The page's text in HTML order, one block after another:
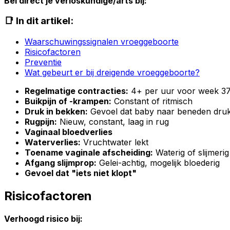
📑 In dit artikel:
Waarschuwingssignalen vroeggeboorte
Risicofactoren
Preventie
Wat gebeurt er bij dreigende vroeggeboorte?
Regelmatige contracties: 4+ per uur voor week
Buikpijn of -krampen: Constant of ritmisch
Druk in bekken: Gevoel dat baby naar beneden
Rugpijn: Nieuw, constant, laag in rug
Vaginaal bloedverlies
Waterverlies: Vruchtwater lekt
Toename vaginale afscheiding: Waterig of slijmerig
Afgang slijmprop: Gelei-achtig, mogelijk bloederig
Gevoel dat "iets niet klopt"
Risicofactoren
Verhoogd risico bij: